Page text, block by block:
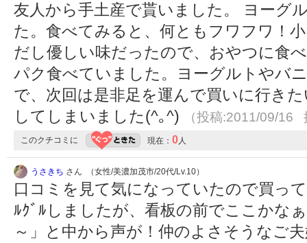
友人から手土産で貰いました。 ヨーグ
た。食べてみると、何ともフワフワ！
だし優しい味だったので、おやつに食
パク食べていました。ヨーグルトやバ
で、次回は是非足を運んで買いに行き
してしまいました(^｡^)
（投稿:2011/09/16
このクチコミに 現在： 0人
うさきち さん （女性/美濃加茂市/20代/Lv.10）
口コミを見て気になっていたので買っ
ﾙｸﾞﾙしましたが、看板の前でここかな
～」と中から声が！仲のよさそうなご